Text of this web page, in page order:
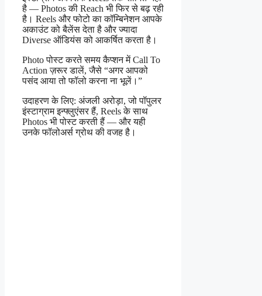
है — Photos की Reach भी फिर से बढ़ रही
है। Reels और फोटो का कॉम्बिनेशन आपके
अकाउंट को बैलेंस देता है और ज्यादा
Diverse ऑडियंस को आकर्षित करता है।
Photo पोस्ट करते समय कैप्शन में Call To
Action ज़रूर डालें, जैसे “अगर आपको
पसंद आया तो फॉलो करना ना भूलें।”
उदाहरण के लिए: अंजली अरोड़ा, जो पॉपुलर
इंस्टाग्राम इन्फ्लुएंसर हैं, Reels के साथ
Photos भी पोस्ट करती हैं — और यही
उनके फॉलोअर्स ग्रोथ की वजह है।